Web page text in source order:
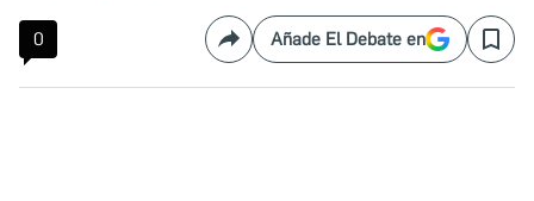
0 CompartirAñade El Debate en Save